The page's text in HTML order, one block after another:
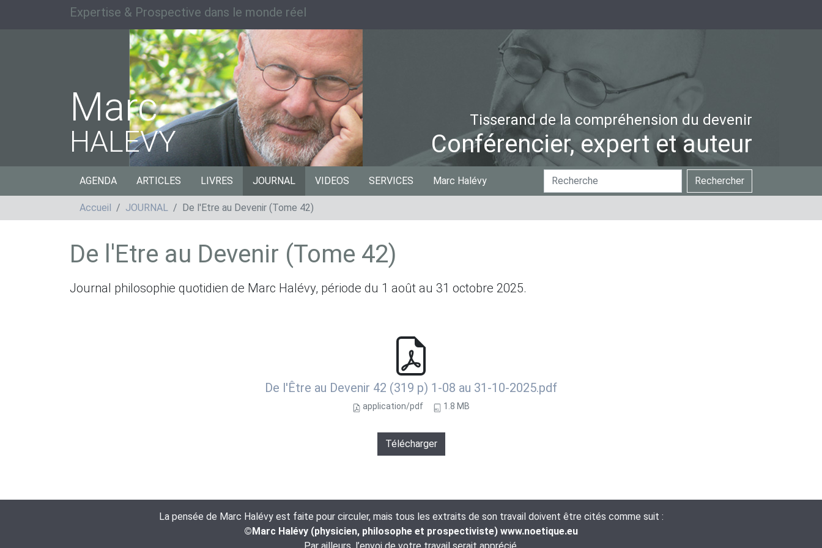
Expertise & Prospective dans le monde réel
Marc
HALEVY
Tisserand de la compréhension du devenir
Conférencier, expert et auteur
AGENDA ARTICLES LIVRES JOURNAL VIDEOS SERVICES Marc Halévy
Chercher
par
Rechercher
Recherche
avancée…
Accueil
JOURNAL De l'Etre au Devenir (Tome 42)
De l'Etre au Devenir (Tome 42)
Journal philosophie quotidien de Marc Halévy, période du 1 août au 31 octobre 2025.
De l'Être au Devenir 42 (319 p) 1-08 au 31-10-2025.pdf
application/pdf 1.8 MB
Télécharger
La pensée de Marc Halévy est faite pour circuler, mais tous les extraits de son travail doivent être cités comme suit :
©Marc Halévy (physicien, philosophe et prospectiviste) www.noetique.eu